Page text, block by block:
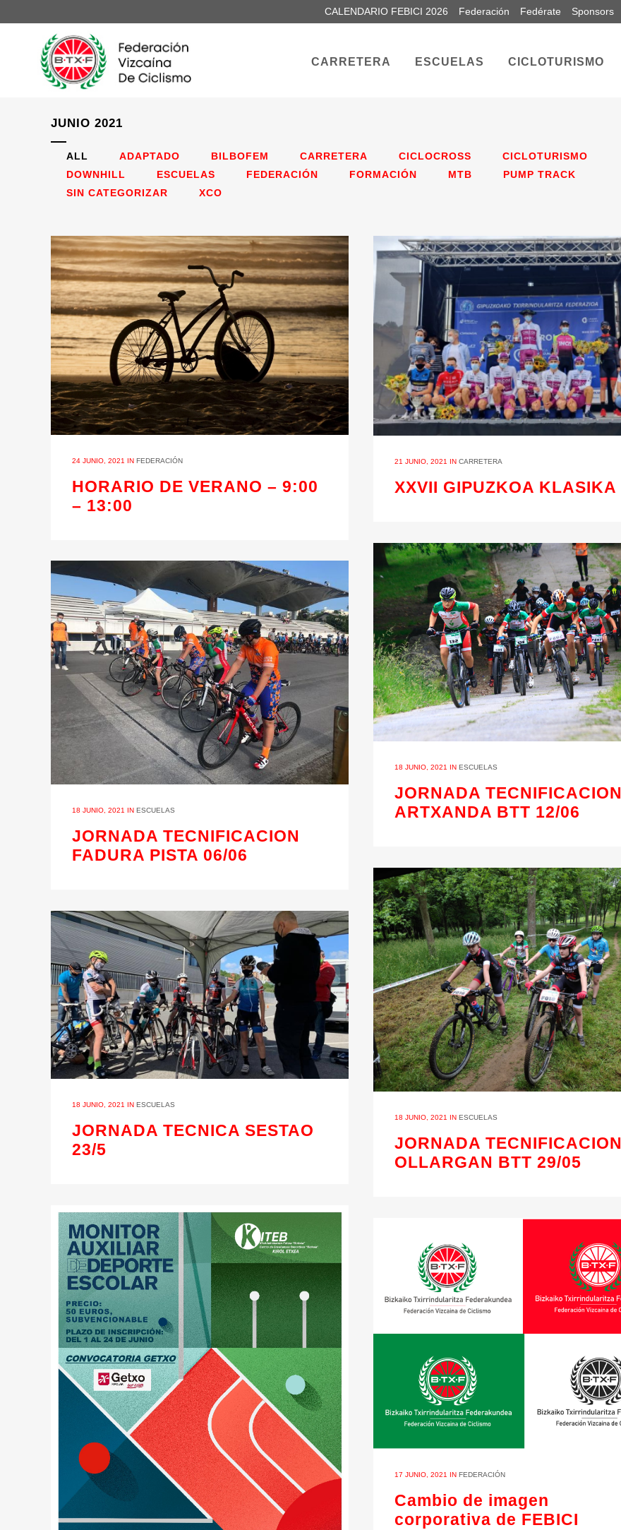
CALENDARIO FEBICI 2026 Federación Fedérate Sponsors
CARRETERA ESCUELAS CICLOTURISMO
JUNIO 2021
ALL ADAPTADO BILBOFEM CARRETERA CICLOCROSS
CICLOTURISMO
DOWNHILL
ESCUELAS FEDERACIÓN FORMACIÓN MTB
PUMP TRACK
SIN CATEGORIZAR
XCO
24 JUNIO, 2021 IN FEDERACIÓN
HORARIO DE VERANO – 9:00
– 13:00
21 JUNIO, 2021 IN CARRETERA
XXVII GIPUZKOA KLASIKA
18 JUNIO, 2021 IN ESCUELAS
JORNADA TECNIFICACION
ARTXANDA BTT 12/06
18 JUNIO, 2021 IN ESCUELAS
JORNADA TECNIFICACION
FADURA PISTA 06/06
18 JUNIO, 2021 IN ESCUELAS
JORNADA TECNIFICACION
OLLARGAN BTT 29/05
18 JUNIO, 2021 IN ESCUELAS
JORNADA TECNICA SESTAO
23/5
17 JUNIO, 2021 IN FEDERACIÓN
Cambio de imagen
corporativa de FEBICI